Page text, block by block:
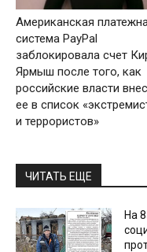
Американская
система PayPal
заблокировала счет
Ярмыш после того, как
российские власти
ее в список
и террористов»
ЧИТАТЬ ЕЩЕ
На